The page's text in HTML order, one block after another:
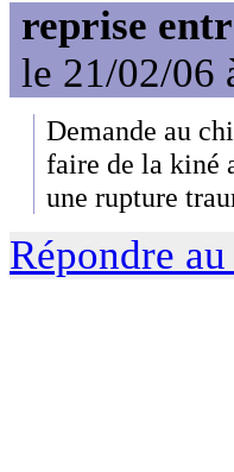
reprise
le 21/02/06
Demande au
faire de la kiné
une rupture
Répondre au